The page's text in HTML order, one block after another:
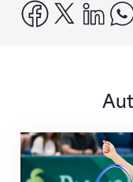
facebook
x
Prochaine étape